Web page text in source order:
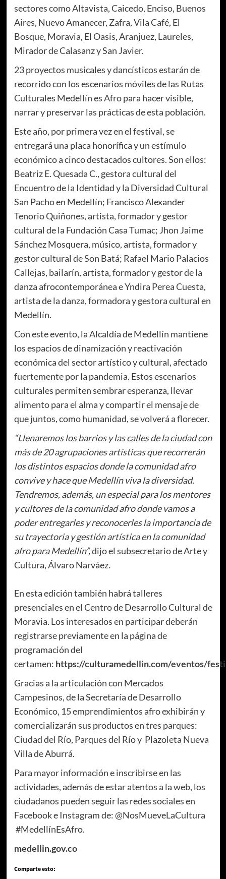
sectores como Altavista, Caicedo, Enciso, Buenos
Aires, Nuevo Amanecer, Zafra, Vila Café, El
Bosque, Moravia, El Oasis, Aranjuez, Laureles,
Mirador de Calasanz y San Javier.
23 proyectos musicales y dancísticos estarán de
recorrido con los escenarios móviles de las Rutas
Culturales Medellín es Afro para hacer visible,
narrar y preservar las prácticas de esta población.
Este año, por primera vez en el festival, se
entregará una placa honorífica y un estímulo
económico a cinco destacados cultores. Son ellos:
Beatriz E. Quesada C., gestora cultural del
Encuentro de la Identidad y la Diversidad Cultural
San Pacho en Medellín; Francisco Alexander
Tenorio Quiñones, artista, formador y gestor
cultural de la Fundación Casa Tumac; Jhon Jaime
Sánchez Mosquera, músico, artista, formador y
gestor cultural de Son Batá; Rafael Mario Palacios
Callejas, bailarín, artista, formador y gestor de la
danza afrocontemporánea e Yndira Perea Cuesta,
artista de la danza, formadora y gestora cultural en
Medellín.
Con este evento, la Alcaldía de Medellín mantiene
los espacios de dinamización y reactivación
económica del sector artístico y cultural, afectado
fuertemente por la pandemia. Estos escenarios
culturales permiten sembrar esperanza, llevar
alimento para el alma y compartir el mensaje de
que juntos, como humanidad, se volverá a florecer.
“Llenaremos los barrios y las calles de la ciudad con
más de 20 agrupaciones artísticas que recorrerán
los distintos espacios donde la comunidad afro
convive y hace que Medellín viva la diversidad.
Tendremos, además, un especial para los mentores
y cultores de la comunidad afro donde vamos a
poder entregarles y reconocerles la importancia de
su trayectoria y gestión artística en la comunidad
afro para Medellín”,dijo el subsecretario de Arte y
Cultura, Álvaro Narváez.
En esta edición también habrá talleres
presenciales en el Centro de Desarrollo Cultural de
Moravia. Los interesados en participar deberán
registrarse previamente en la página de
programación del
certamen: https://culturamedellin.com/eventos/
Gracias a la articulación con Mercados
Campesinos, de la Secretaría de Desarrollo
Económico, 15 emprendimientos afro exhibirán y
comercializarán sus productos en tres parques:
Ciudad del Río, Parques del Río y Plazoleta Nueva
Villa de Aburrá.
Para mayor información e inscribirse en las
actividades, además de estar atentos a la web, los
ciudadanos pueden seguir las redes sociales en
Facebook e Instagram de: @NosMueveLaCultura
#MedellínEsAfro.
medellin.gov.co
Comparte esto: